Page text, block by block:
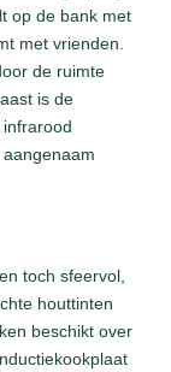
op de bank met
met vrienden.
de ruimte
is de
toch sfeervol,
houttinten
beschikt over